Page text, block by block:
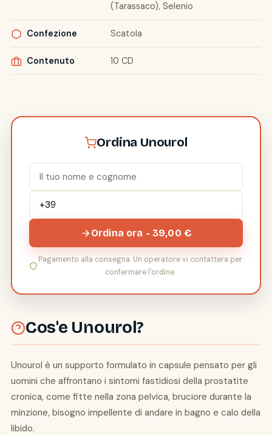
(Tarassaco), Selenio
Confezione Scatola
Contenuto 10 CD
Ordina Unourol
Ordina ora - 39,00 €
Pagamento alla consegna. Un operatore vi contattera per
confermare l'ordine.
Cos'e Unourol?
Unourol è un supporto formulato in capsule pensato per gli
uomini che affrontano i sintomi fastidiosi della prostatite
cronica, come fitte nella zona pelvica, bruciore durante la
minzione, bisogno impellente di andare in bagno e calo della
libido.